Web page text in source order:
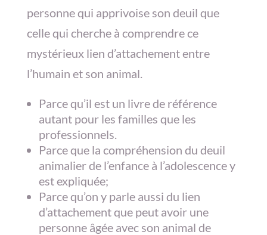
personne qui apprivoise son deuil que
celle qui cherche à comprendre ce
mystérieux lien d’attachement entre
l’humain et son animal.
Parce qu’il est un livre de référence
autant pour les familles que les
professionnels.
Parce que la compréhension du deuil
animalier de l’enfance à l’adolescence y
est expliquée;
Parce qu’on y parle aussi du lien
d’attachement que peut avoir une
personne âgée avec son animal de